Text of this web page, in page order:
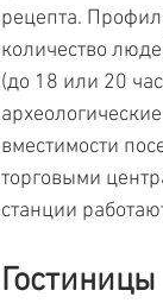
рецепта.
количество
(до 18 или 20
вместимости
торговыми
станции
Гостиницы